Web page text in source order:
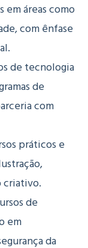
em áreas como
com ênfase
de tecnologia
de
com
práticos e
criativo.
de
em
da